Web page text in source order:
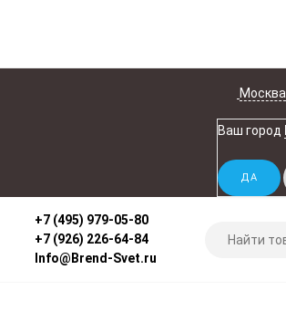
Москва
Ваш город
+7 (495) 979-05-80
+7 (926) 226-64-84
Info@Brend-Svet.ru